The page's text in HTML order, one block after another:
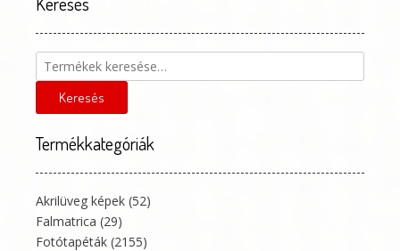
Keresés
a
következőre:
Keresés
Termékkategóriák
Akrilüveg képek (52)
Falmatrica (29)
Fotótapéták (2155)